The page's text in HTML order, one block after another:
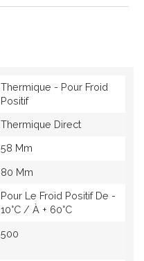
Thermique - Pour Froid
Positif
Thermique Direct
58 Mm
80 Mm
Pour Le Froid Positif De -
10°c / À + 60°c
500